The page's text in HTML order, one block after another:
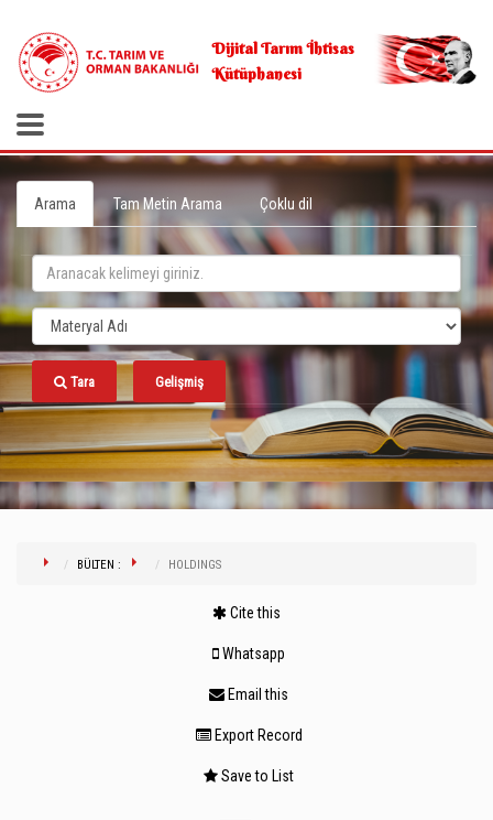
Dijital Tarım İhtisas
Kütüphanesi
Arama Tam Metin Arama Çoklu dil
Tara Gelişmiş
BÜLTEN : HOLDINGS
Cite this
Whatsapp
Email this
Export Record
Save to List